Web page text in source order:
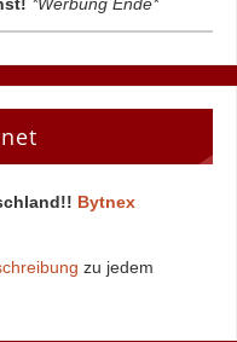
*Werbung Ende*
Bytnex
zu jedem